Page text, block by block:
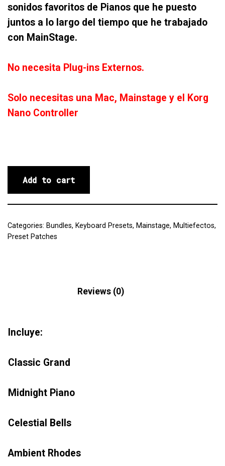
sonidos favoritos de Pianos que he puesto
juntos a lo largo del tiempo que he trabajado
con MainStage.
No necesita Plug-ins Externos.
Solo necesitas una Mac, Mainstage y el Korg
Nano Controller
Add to cart
Categories: Bundles, Keyboard Presets, Mainstage, Multiefectos,
Preset Patches
Reviews (0)
Incluye:
Classic Grand
Midnight Piano
Celestial Bells
Ambient Rhodes